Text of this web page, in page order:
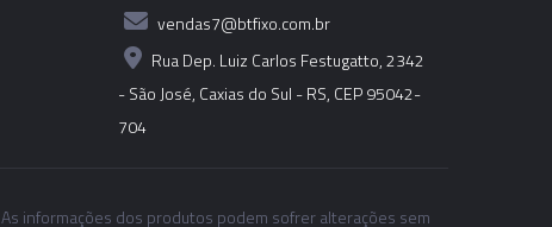
vendas7@btfixo.com.br
Rua Dep. Luiz Carlos Festugatto, 2342
- São José, Caxias do Sul - RS, CEP 95042-
704
As informações dos produtos podem sofrer alterações sem